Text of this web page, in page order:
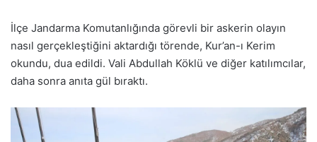
İlçe Jandarma Komutanlığında görevli bir askerin olayın
nasıl gerçekleştiğini aktardığı törende, Kur’an-ı Kerim
okundu, dua edildi. Vali Abdullah Köklü ve diğer katılımcılar,
daha sonra anıta gül bıraktı.